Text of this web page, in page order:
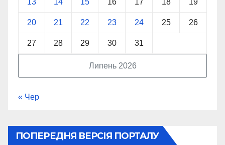
Липень 2026
13 14 15 16 17 18 19
20 21 22 23 24 25 26
27 28 29 30 31
« Чер
ПОПЕРЕДНЯ ВЕРСІЯ ПОРТАЛУ